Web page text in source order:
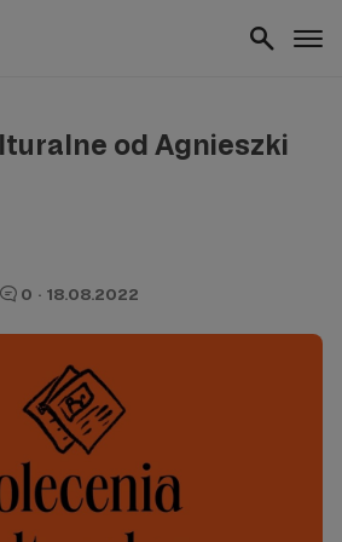
od Agnieszki
0 · 18.08.2022